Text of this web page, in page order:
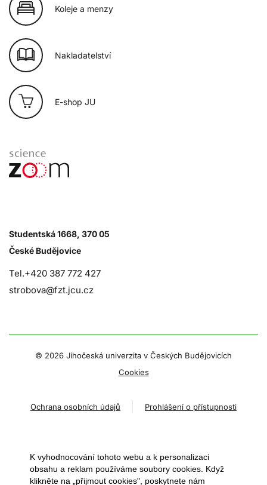
Koleje a menzy
Nakladatelství
E-shop JU
Studentská 1668, 370 05
České Budějovice
Tel.+420 387 772 427
strobova@fzt.jcu.cz
© 2026 Jihočeská univerzita v Českých Budějovicích
Cookies
Ochrana osobních údajů Prohlášení o přístupnosti
K vyhodnocování tohoto webu a k personalizaci
obsahu a reklam používáme soubory cookies. Když
klikněte na „přijmout cookies", poskytnete nám